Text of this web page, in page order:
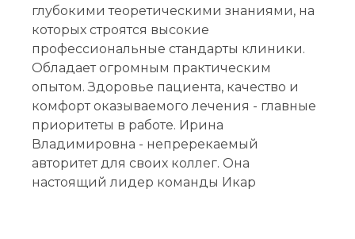
глубокими теоретическими знаниями, на
которых строятся высокие
профессиональные стандарты клиники.
Обладает огромным практическим
опытом. Здоровье пациента, качество и
комфорт оказываемого лечения - главные
приоритеты в работе. Ирина
Владимировна - непререкаемый
авторитет для своих коллег. Она
настоящий лидер команды Икар